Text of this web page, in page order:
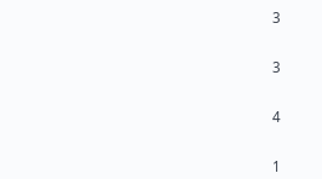
3
3
4
1